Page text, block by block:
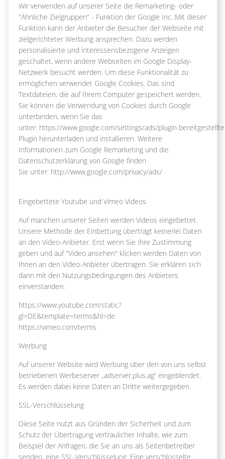
Wir verwenden auf unserer Seite die Remarketing- oder
"Ähnliche Zielgruppen" - Funktion der Google Inc. Mit dieser
Funktion kann der Anbieter die Besucher der Webseite mit
zielgerichteter Werbung ansprechen. Dazu werden
personalisierte und interessensbezogene Anzeigen
geschaltet, wenn andere Webseiten im Google Display-
Netzwerk besucht werden. Um diese Funktionalität zu
ermöglichen verwendet Google Cookies. Das sind
Textdateien, die auf Ihrem Computer gespeichert werden.
Sie können die Verwendung von Cookies durch Google
unterbinden, wenn Sie das
unter: https://www.google.com/settings/ads/plugin bereitgestellte
Plugin herunterladen und installieren. Weitere
Informationen zum Google Remarketing und die
Datenschutzerklärung von Google finden
Sie unter: http://www.google.com/privacy/ads/
Eingebettete Youtube und Vimeo Videos
Auf manchen unserer Seiten werden Videos eingebettet.
Unsere Methode der Einbettung überträgt keinerlei Daten
an den Video-Anbieter. Erst wenn Sie Ihre Zustimmung
geben und auf "Video ansehen" klicken werden Daten von
Ihnen an den Video-Anbieter übertragen. Sie erklären sich
dann mit den Nutzungsbedingungen des Anbieters
einverstanden:
https://www.youtube.com/static?
gl=DE&template=terms&hl=de
https://vimeo.com/terms
Werbung
Auf unserer Website wird Werbung über den von uns selbst
betriebenen Werbeserver „adserver.plus.ag“ eingeblendet.
Es werden dabei keine Daten an Dritte weitergegeben.
SSL-Verschlüsselung
Diese Seite nutzt aus Gründen der Sicherheit und zum
Schutz der Übertragung vertraulicher Inhalte, wie zum
Beispiel der Anfragen, die Sie an uns als Seitenbetreiber
senden, eine SSL-Verschlüsselung. Eine verschlüsselte